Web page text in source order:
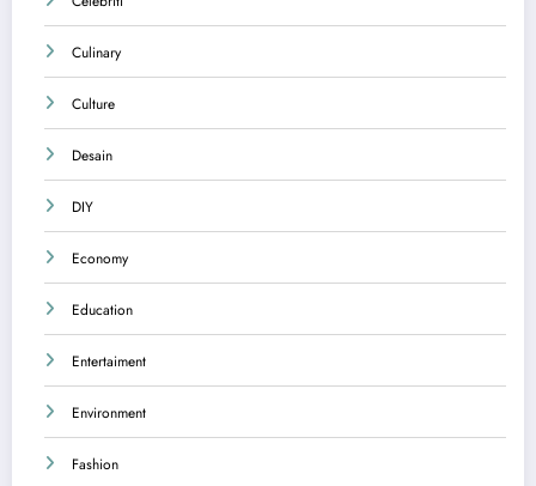
Culinary
Culture
Desain
DIY
Economy
Education
Entertaiment
Environment
Fashion